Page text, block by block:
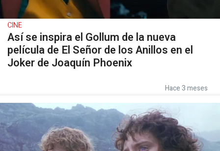
CINE
Así se inspira el Gollum de la nueva
película de El Señor de los Anillos en el
Joker de Joaquín Phoenix
Hace 3 meses